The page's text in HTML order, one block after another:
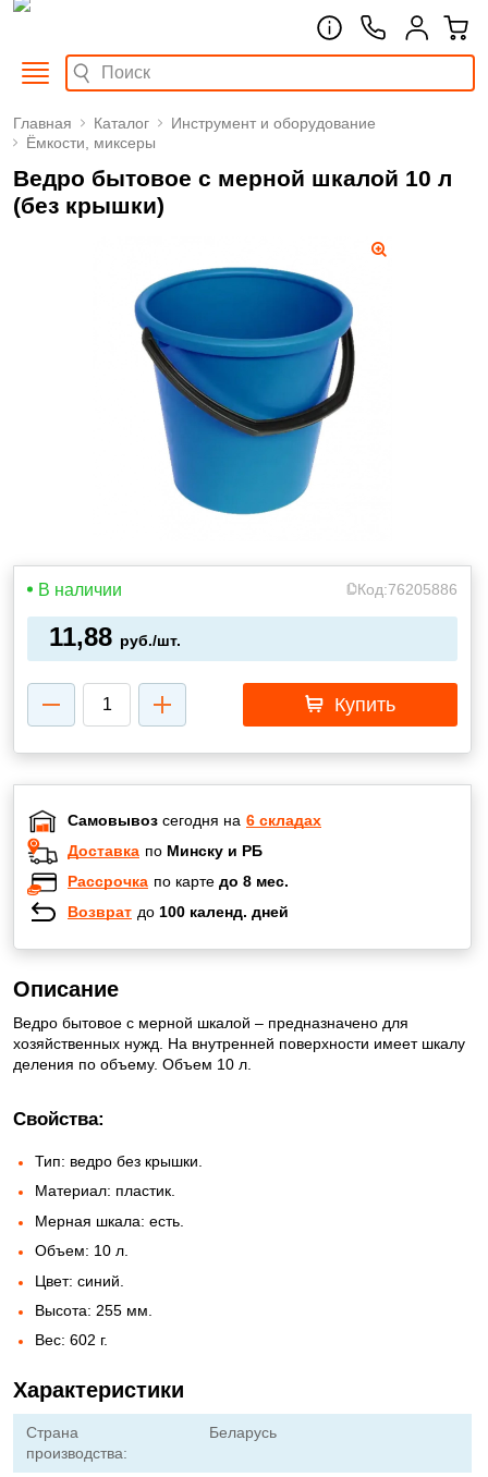
Главная Каталог
Инструмент и оборудование
Ёмкости, миксеры
Ведро бытовое с мерной шкалой 10 л
(без крышки)
В наличии Код:76205886
11,88 руб./шт.
Купить
Самовывоз сегодня на 6 складах
Доставка по Минску и РБ
Рассрочка по карте до 8 мес.
Возврат до 100 календ. дней
Описание
Ведро бытовое с мерной шкалой – предназначено для
хозяйственных нужд. На внутренней поверхности имеет шкалу
деления по объему. Объем 10 л.
Свойства:
Тип: ведро без крышки.
Материал: пластик.
Мерная шкала: есть.
Объем: 10 л.
Цвет: синий.
Высота: 255 мм.
Вес: 602 г.
Характеристики
Страна
производства:
Беларусь